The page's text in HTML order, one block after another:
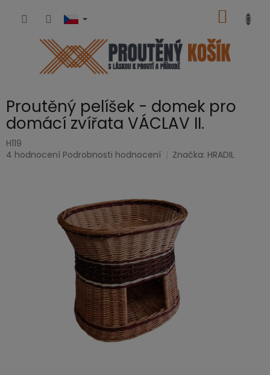
KOŠÍK
Proutěný pelíšek - domek pro
domácí zvířata VÁCLAV II.
H119
Průměrné
4 hodnocení Podrobnosti hodnocení Značka: HRADIL